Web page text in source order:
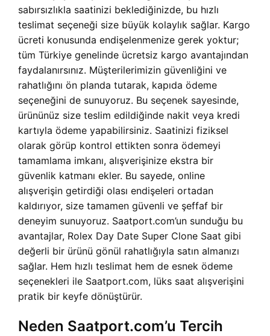
sabırsızlıkla saatinizi beklediğinizde, bu hızlı
teslimat seçeneği size büyük kolaylık sağlar. Kargo
ücreti konusunda endişelenmenize gerek yoktur;
tüm Türkiye genelinde ücretsiz kargo avantajından
faydalanırsınız. Müşterilerimizin güvenliğini ve
rahatlığını ön planda tutarak, kapıda ödeme
seçeneğini de sunuyoruz. Bu seçenek sayesinde,
ürününüz size teslim edildiğinde nakit veya kredi
kartıyla ödeme yapabilirsiniz. Saatinizi fiziksel
olarak görüp kontrol ettikten sonra ödemeyi
tamamlama imkanı, alışverişinize ekstra bir
güvenlik katmanı ekler. Bu sayede, online
alışverişin getirdiği olası endişeleri ortadan
kaldırıyor, size tamamen güvenli ve şeffaf bir
deneyim sunuyoruz. Saatport.com’un sunduğu bu
avantajlar, Rolex Day Date Super Clone Saat gibi
değerli bir ürünü gönül rahatlığıyla satın almanızı
sağlar. Hem hızlı teslimat hem de esnek ödeme
seçenekleri ile Saatport.com, lüks saat alışverişini
pratik bir keyfe dönüştürür.
Neden Saatport.com’u Tercih